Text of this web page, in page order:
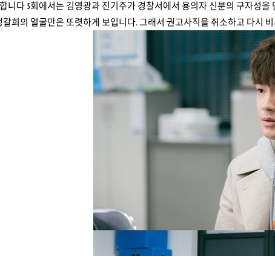
니다 5회에서는 김영광과 진기주가 경찰서에서 용의자 신분의 구자성
갈희의 얼굴만은 또렷하게 보입니다. 그래서 권고사직을 취소하고 다시